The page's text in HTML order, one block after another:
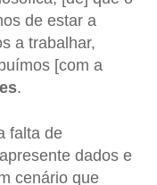
de estar a
a trabalhar,
[com a
.
falta de
dados e
cenário que